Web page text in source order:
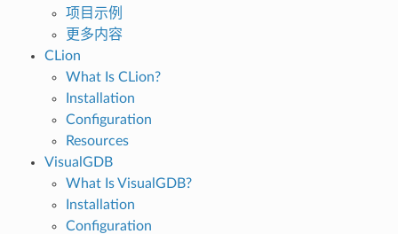
项目示例
更多内容
CLion
What Is CLion?
Installation
Configuration
Resources
VisualGDB
What Is VisualGDB?
Installation
Configuration